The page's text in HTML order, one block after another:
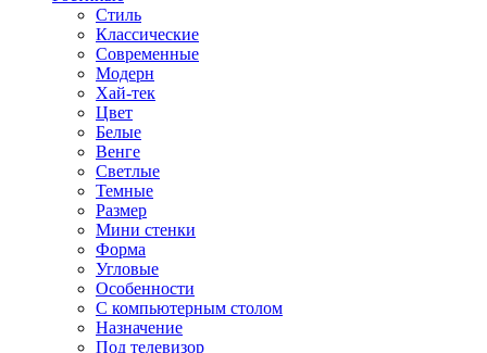
Стиль
Классические
Современные
Модерн
Хай-тек
Цвет
Белые
Венге
Светлые
Темные
Размер
Мини стенки
Форма
Угловые
Особенности
С компьютерным столом
Назначение
Под телевизор